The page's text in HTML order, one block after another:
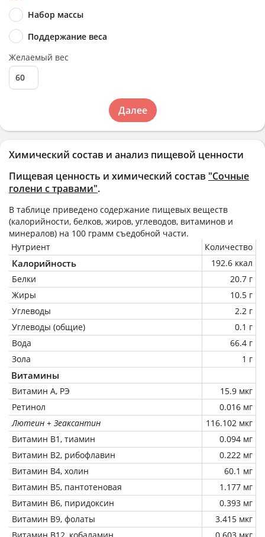
Химический состав и анализ пищевой ценности
Пищевая ценность и химический состав "Сочные
голени с травами".
В таблице приведено содержание пищевых веществ
(калорийности, белков, жиров, углеводов, витаминов и
минералов) на 100 грамм съедобной части.
Нутриент
Количество
Калорийность
192.6 ккал
Белки
20.7 г
Жиры
10.5 г
Углеводы
2.2 г
Углеводы (общие)
0.1 г
Вода
66.4 г
Зола
1 г
Витамины
Витамин А, РЭ
15.9 мкг
Ретинол
0.016 мг
Лютеин + Зеаксантин
116.102 мкг
Витамин В1, тиамин
0.094 мг
Витамин В2, рибофлавин
0.222 мг
Витамин В4, холин
60.1 мг
Витамин В5, пантотеновая
1.177 мг
Витамин В6, пиридоксин
0.393 мг
Витамин В9, фолаты
3.415 мкг
Набор массы
Поддержание веса
Желаемый вес
Далее